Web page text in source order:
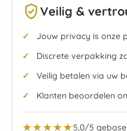
Veilig &
Jouw privacy is onze
Discrete verpakking
Veilig betalen via uw
Klanten beoordelen
★★★★★5,0/5